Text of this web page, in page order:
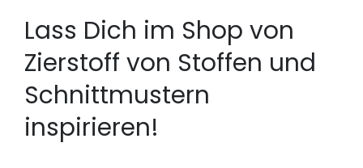
Lass Dich im Shop von
Zierstoff von Stoffen und
Schnittmustern
inspirieren!